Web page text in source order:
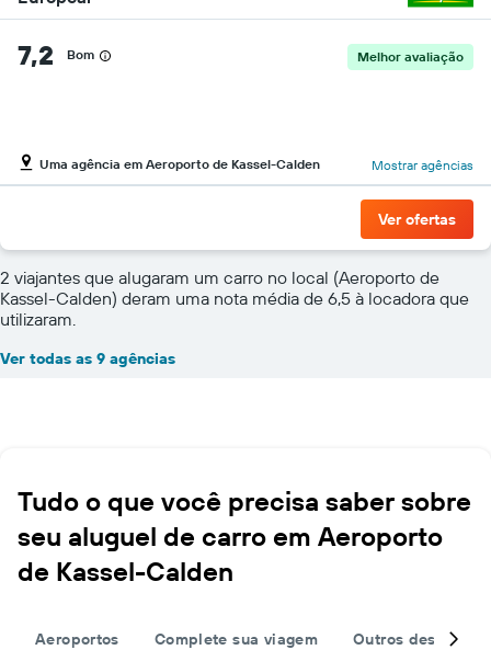
7,2 Bom Melhor avaliação
Uma agência em Aeroporto de Kassel-Calden Mostrar agências
Ver ofertas
2 viajantes que alugaram um carro no local (Aeroporto de
Kassel-Calden) deram uma nota média de 6,5 à locadora que
utilizaram.
Ver todas as 9 agências
Tudo o que você precisa saber sobre
seu aluguel de carro em Aeroporto
de Kassel-Calden
Aeroportos Complete sua viagem Outros destinos